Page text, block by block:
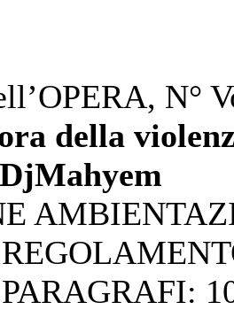
N°
della
DjMahyem
: